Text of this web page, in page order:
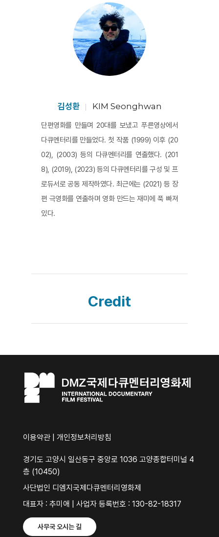
김성환 KIM Seonghwan
단편영화를 만들며 20대를 보냈고 푸른영상에서
다큐멘터리를 만들었다. 첫 작품 (1999) 이후 (20
02), (2003) 등의 다큐멘터리를 연출했다. (201
8), (2019), (2023) 등의 다큐멘터리를 구성 및 프
로듀서로 공동 제작하였다. 최근에는 (2021) 등 장
편 극영화를 연출하며 영화 만드는 재미에 푹 빠져
있다.
Credit
이용약관 개인정보처리방침
경기도 고양시 일산동구 중앙로 1036 고양종합터미널 4
층 (10450)
사단법인 디엠지국제다큐멘터리영화제
대표자 : 추미애 | 사업자 등록번호 : 130-82-18317
사무국 오시는 길